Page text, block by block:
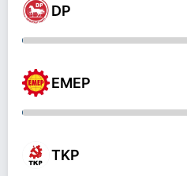
DP
EMEP
TKP